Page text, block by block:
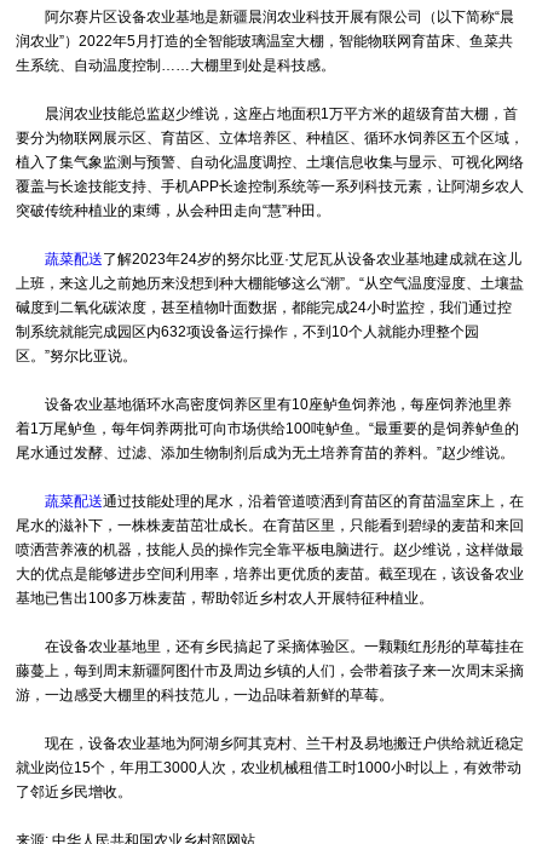
阿尔赛片区设备农业基地是新疆晨润农业科技开展有限公司（以下简称“晨
润农业”）2022年5月打造的全智能玻璃温室大棚，智能物联网育苗床、鱼菜共
生系统、自动温度控制……大棚里到处是科技感。
晨润农业技能总监赵少维说，这座占地面积1万平方米的超级育苗大棚，首
要分为物联网展示区、育苗区、立体培养区、种植区、循环水饲养区五个区域，
植入了集气象监测与预警、自动化温度调控、土壤信息收集与显示、可视化网络
覆盖与长途技能支持、手机APP长途控制系统等一系列科技元素，让阿湖乡农人
突破传统种植业的束缚，从会种田走向“慧”种田。
蔬菜配送了解2023年24岁的努尔比亚·艾尼瓦从设备农业基地建成就在这儿
上班，来这儿之前她历来没想到种大棚能够这么“潮”。“从空气温度湿度、土壤盐
碱度到二氧化碳浓度，甚至植物叶面数据，都能完成24小时监控，我们通过控
制系统就能完成园区内632项设备运行操作，不到10个人就能办理整个园
区。”努尔比亚说。
设备农业基地循环水高密度饲养区里有10座鲈鱼饲养池，每座饲养池里养
着1万尾鲈鱼，每年饲养两批可向市场供给100吨鲈鱼。“最重要的是饲养鲈鱼的
尾水通过发酵、过滤、添加生物制剂后成为无土培养育苗的养料。”赵少维说。
蔬菜配送通过技能处理的尾水，沿着管道喷洒到育苗区的育苗温室床上，在
尾水的滋补下，一株株麦苗茁壮成长。在育苗区里，只能看到碧绿的麦苗和来回
喷洒营养液的机器，技能人员的操作完全靠平板电脑进行。赵少维说，这样做最
大的优点是能够进步空间利用率，培养出更优质的麦苗。截至现在，该设备农业
基地已售出100多万株麦苗，帮助邻近乡村农人开展特征种植业。
在设备农业基地里，还有乡民搞起了采摘体验区。一颗颗红彤彤的草莓挂在
藤蔓上，每到周末新疆阿图什市及周边乡镇的人们，会带着孩子来一次周末采摘
游，一边感受大棚里的科技范儿，一边品味着新鲜的草莓。
现在，设备农业基地为阿湖乡阿其克村、兰干村及易地搬迁户供给就近稳定
就业岗位15个，年用工3000人次，农业机械租借工时1000小时以上，有效带动
了邻近乡民增收。